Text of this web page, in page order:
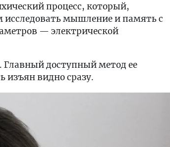
процесс, который,
исследовать мышление и память с
— электрической
Главный доступный метод ее
изъян видно сразу.